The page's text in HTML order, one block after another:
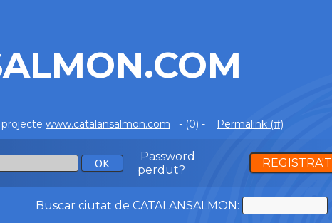
www.catalansalmon.com - (0) - Permalink (#)
Password
perdut?
REGISTRA'T
Buscar ciutat de CATALANSALMON: